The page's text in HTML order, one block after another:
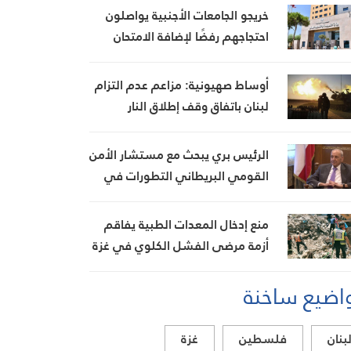
خريجو الجامعات الأجنبية يواصلون
احتجاجهم رفضًا لإضافة الامتحان
أوساط صهيونية: مزاعم عدم التزام
لبنان باتفاق وقف إطلاق النار
الرئيس بري يبحث مع مستشار الأمن
القومي البريطاني التطورات في
العلاقات الثنائية
منع إدخال المعدات الطبية يفاقم
أزمة مرضى الفشل الكلوي في غزة
ساخنة
لبنان فلسطين غزة